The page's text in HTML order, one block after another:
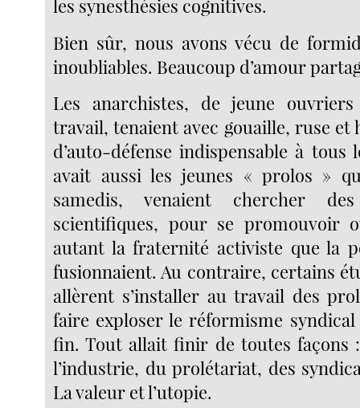
les synesthésies cognitives.
Bien sûr, nous avons vécu de
inoubliables. Beaucoup d’amour
Les anarchistes, de jeune
travail, tenaient avec gouaille, ruse et
d’auto-défense indispensable à
avait aussi les jeunes « prolos »
samedis, venaient chercher des
scientifiques, pour se promouvoir
autant la fraternité activiste que la
fusionnaient. Au contraire, certains
allèrent s’installer au travail des
faire exploser le réformisme
fin. Tout allait finir de toutes façons
l’industrie, du prolétariat, des
La valeur et l’utopie.